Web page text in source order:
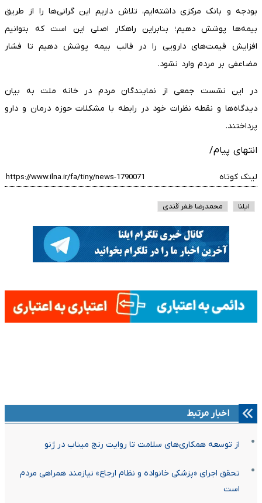
بودجه و بانک مرکزی داشته‌ایم، تلاش داریم این گرانی‌ها را از طریق
بیمه‌ها پوشش دهیم؛ بنابراین راهکار اصلی این است که بتوانیم
افزایش قیمت‌های دارویی را در قالب بیمه پوشش دهیم تا فشار
مضاعفی بر مردم وارد نشود.
در این نشست جمعی از نمایندگان مردم در خانه ملت به بیان
دیدگاه‌ها و نقطه نظرات خود در رابطه با مشکلات حوزه درمان و دارو
پرداختند.
انتهای پیام/
لینک کوتاه
ایلنا محمدرضا ظفر قندی
اخبار مرتبط
از توسعه همکاری‌های سلامت تا روایت رنج میناب در ژنو
تحقق اجرای «پزشکی خانواده و نظام ارجاع» نیازمند همراهی مردم
است